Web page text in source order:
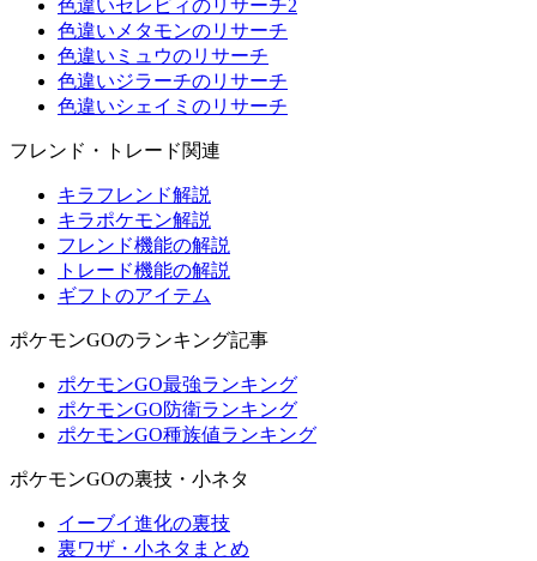
色違いセレビィのリサーチ2
色違いメタモンのリサーチ
色違いミュウのリサーチ
色違いジラーチのリサーチ
色違いシェイミのリサーチ
フレンド・トレード関連
キラフレンド解説
キラポケモン解説
フレンド機能の解説
トレード機能の解説
ギフトのアイテム
ポケモンGOのランキング記事
ポケモンGO最強ランキング
ポケモンGO防衛ランキング
ポケモンGO種族値ランキング
ポケモンGOの裏技・小ネタ
イーブイ進化の裏技
裏ワザ・小ネタまとめ